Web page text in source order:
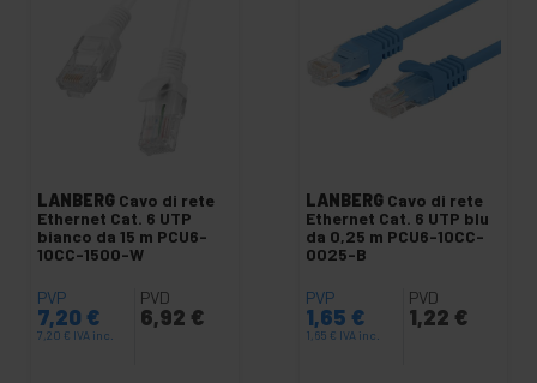
LANBERG Cavo di rete
Ethernet Cat. 6 UTP
bianco da 15 m PCU6-
10CC-1500-W
PVP
7,20 €
7,20 € IVA inc.
PVD
6,92 €
LANBERG Cavo di rete
Ethernet Cat. 6 UTP blu
da 0,25 m PCU6-10CC-
0025-B
PVP
1,65 €
1,65 € IVA inc.
PVD
1,22 €